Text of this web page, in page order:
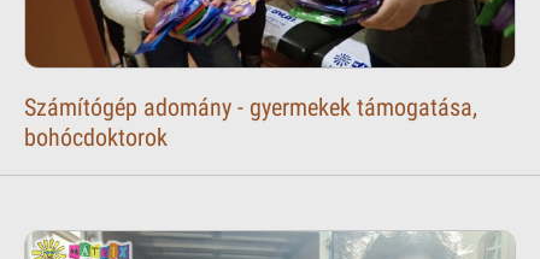
Számítógép adomány - gyermekek támogatása,
bohócdoktorok